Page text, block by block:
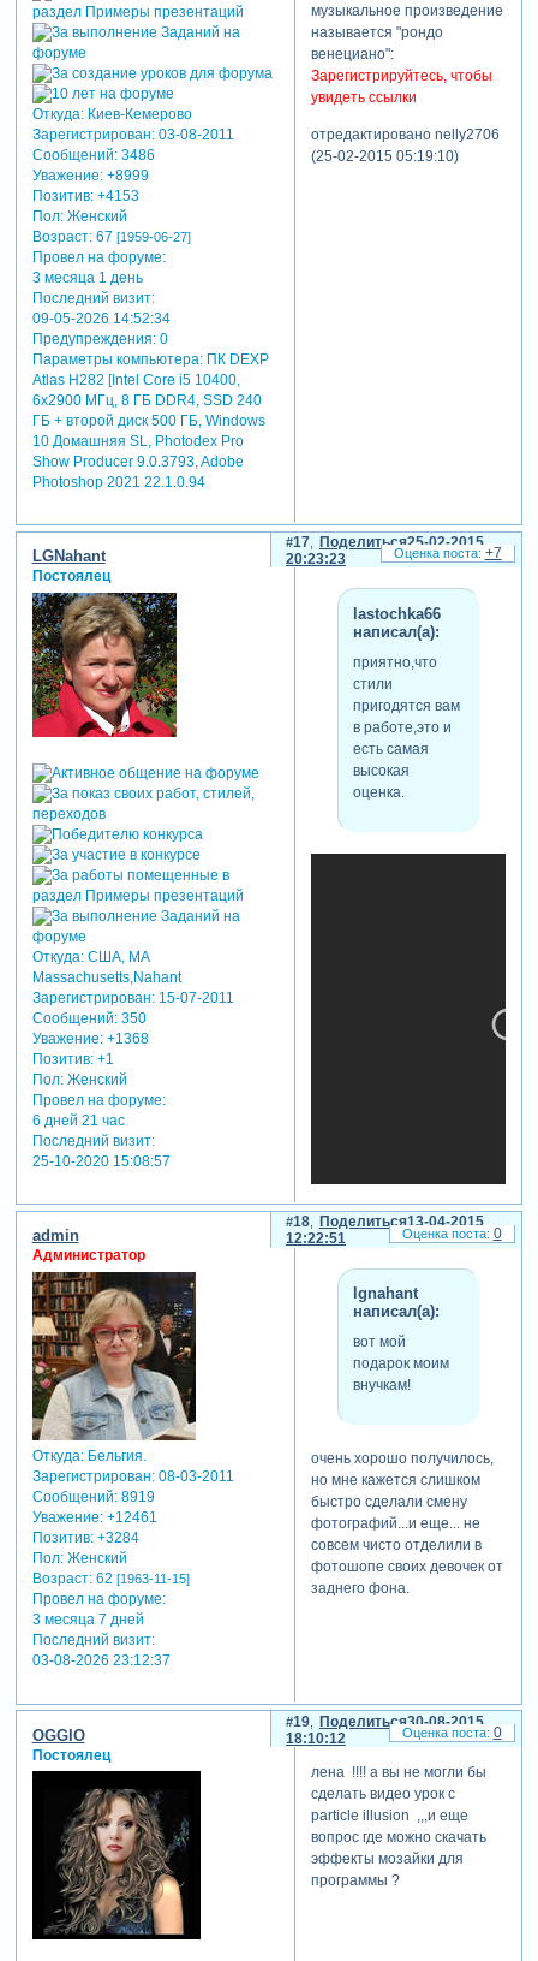
Откуда:Киев-Кемерово
Зарегистрирован: 03-08-2011
Сообщений:3486
Уважение: +8999
Позитив: +4153
Пол:Женский
Возраст:67 [1959-06-27]
Провел на форуме:
3 месяца 1 день
Последний визит:
09-05-2026 14:52:34
Предупреждения:0
Параметры компьютера:ПК DEXP
Atlas H282 [Intel Core i5 10400,
6x2900 МГц, 8 ГБ DDR4, SSD 240
ГБ + второй диск 500 ГБ, Windows
10 Домашняя SL, Photodex Pro
Show Producer 9.0.3793, Adobe
Photoshop 2021 22.1.0.94
музыкальное произведение
называется "рондо
венециано":
Зарегистрируйтесь, чтобы
увидеть ссылки
отредактировано nelly2706
(25-02-2015 05:19:10)
Поделиться
17
25-02-2015
20:23:23
LGNahant
Постоялец
Откуда:США, MA
Massachusetts,Nahant
Зарегистрирован: 15-07-2011
Сообщений:350
Уважение: +1368
Позитив: +1
Пол:Женский
Провел на форуме:
6 дней 21 час
Последний визит:
25-10-2020 15:08:57
lastochka66
написал(а):
приятно,что
стили
пригодятся вам
в работе,это и
есть самая
высокая
оценка.
ещё раз благодарю за
красивые стили! вот мой
+7
Поделиться
18
13-04-2015
12:22:51
admin
Администратор
Откуда:Бельгия.
Зарегистрирован: 08-03-2011
Сообщений:8919
Уважение: +12461
Позитив: +3284
Пол:Женский
Возраст:62 [1963-11-15]
Провел на форуме:
3 месяца 7 дней
Последний визит:
03-08-2026 23:12:37
lgnahant
написал(а):
вот мой
подарок моим
внучкам!
очень хорошо получилось,
но мне кажется слишком
быстро сделали смену
фотографий...и еще... не
совсем чисто отделили в
фотошопе своих девочек от
заднего фона.
0
Поделиться
19
30-08-2015
18:10:12
OGGIO
Постоялец
лена !!!! а вы не могли бы
сделать видео урок с
particle illusion ,,,и еще
вопрос где можно скачать
эффекты мозайки для
программы ?
0